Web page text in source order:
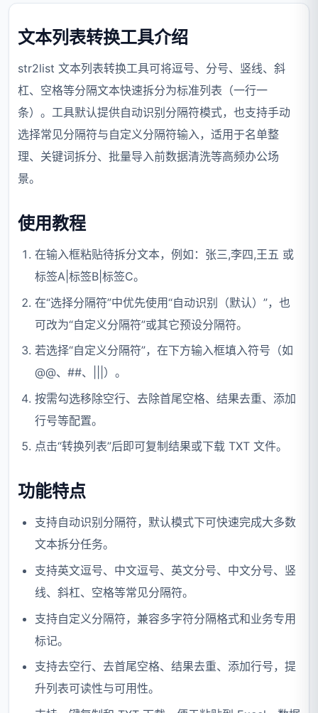
文本列表转换工具介绍
str2list 文本列表转换工具可将逗号、分号、竖线、斜
杠、空格等分隔文本快速拆分为标准列表（一行一
条）。工具默认提供自动识别分隔符模式，也支持手动
选择常见分隔符与自定义分隔符输入，适用于名单整
理、关键词拆分、批量导入前数据清洗等高频办公场
景。
使用教程
在输入框粘贴待拆分文本，例如：张三,李四,王五 或
标签A|标签B|标签C。
在“选择分隔符”中优先使用“自动识别（默认）”，也
可改为“自定义分隔符”或其它预设分隔符。
若选择“自定义分隔符”，在下方输入框填入符号（如
@@、##、|||）。
按需勾选移除空行、去除首尾空格、结果去重、添加
行号等配置。
点击“转换列表”后即可复制结果或下载 TXT 文件。
功能特点
支持自动识别分隔符，默认模式下可快速完成大多数
文本拆分任务。
支持英文逗号、中文逗号、英文分号、中文分号、竖
线、斜杠、空格等常见分隔符。
支持自定义分隔符，兼容多字符分隔格式和业务专用
标记。
支持去空行、去首尾空格、结果去重、添加行号，提
升列表可读性与可用性。